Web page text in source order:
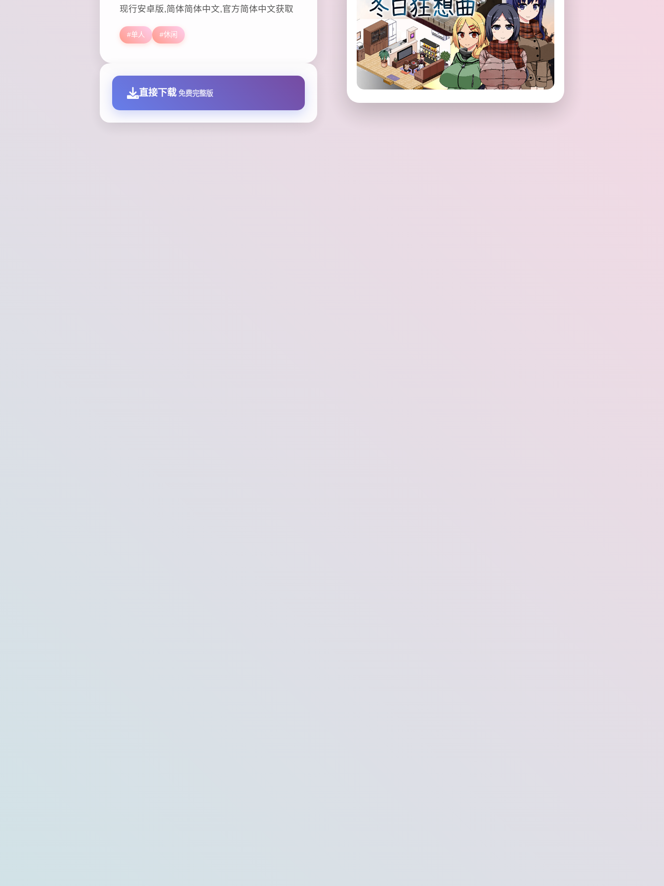
现行安卓版,简体简体中文,官方简体中文获取
#单人 #休闲
直接下载 免费完整版